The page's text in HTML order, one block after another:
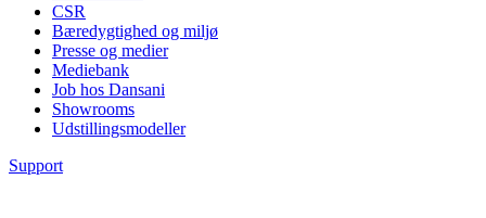
CSR
Bæredygtighed og miljø
Presse og medier
Mediebank
Job hos Dansani
Showrooms
Udstillingsmodeller
Support